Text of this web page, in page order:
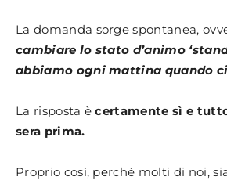
La domanda sorge spontanea,
cambiare lo stato d’animo
abbiamo ogni mattina quando
La risposta ècertamente sì e
sera prima.
Proprio così, perché molti di noi,